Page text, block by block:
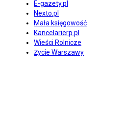
E-gazety.pl
Nexto.pl
Mała księgowość
Kancelarierp.pl
Wieści Rolnicze
Życie Warszawy